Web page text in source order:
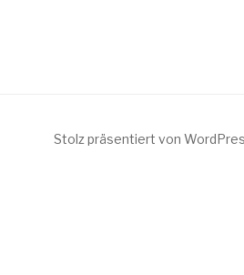
Stolz präsentiert von